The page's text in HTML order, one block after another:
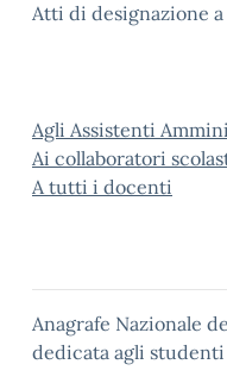
Atti di designazione
Agli Assistenti
Ai collaboratori
A tutti i docenti
Anagrafe Nazionale
dedicata agli